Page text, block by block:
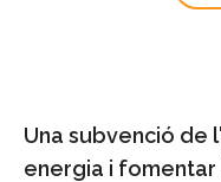
Una subvenció de l'
energia i